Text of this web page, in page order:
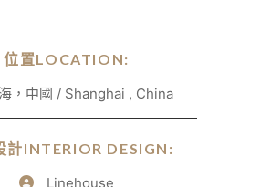
位置LOCATION:
海，中國 / Shanghai , China
計INTERIOR DESIGN:
Linehouse